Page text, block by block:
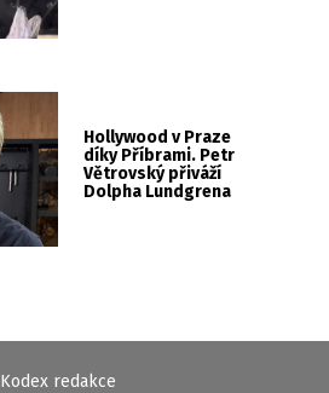
Hollywood v Praze
díky Příbrami. Petr
Větrovský přiváží
Dolpha Lundgrena
Kodex redakce